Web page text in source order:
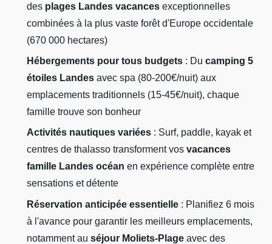
des plages Landes vacances exceptionnelles
combinées à la plus vaste forêt d'Europe occidentale
(670 000 hectares)
Hébergements pour tous budgets : Du camping 5
étoiles Landes avec spa (80-200€/nuit) aux
emplacements traditionnels (15-45€/nuit), chaque
famille trouve son bonheur
Activités nautiques variées : Surf, paddle, kayak et
centres de thalasso transforment vos vacances
famille Landes océan en expérience complète entre
sensations et détente
Réservation anticipée essentielle : Planifiez 6 mois
à l'avance pour garantir les meilleurs emplacements,
notamment au séjour Moliets-Plage avec des